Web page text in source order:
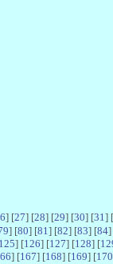
] [27] [28] [29] [30] [31 ] [
] [80] [81 ] [82] [83] [84]
125] [126] [127] [128] [
] [167] [168] [169] [170